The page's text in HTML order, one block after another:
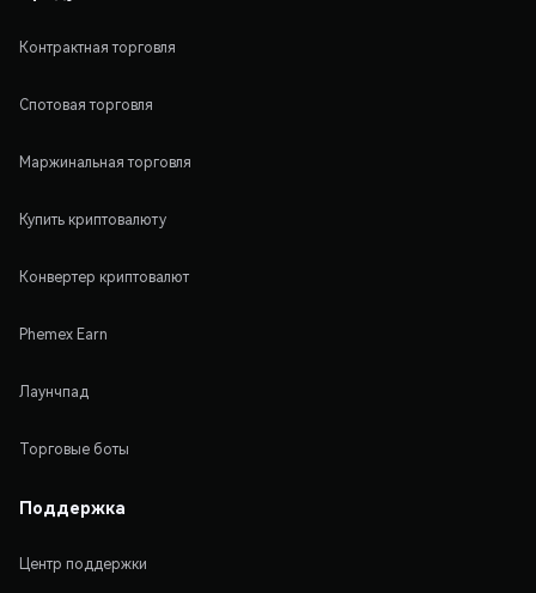
Контрактная торговля
Спотовая торговля
Маржинальная торговля
Купить криптовалюту
Конвертер криптовалют
Phemex Earn
Лаунчпад
Торговые боты
Поддержка
Центр поддержки